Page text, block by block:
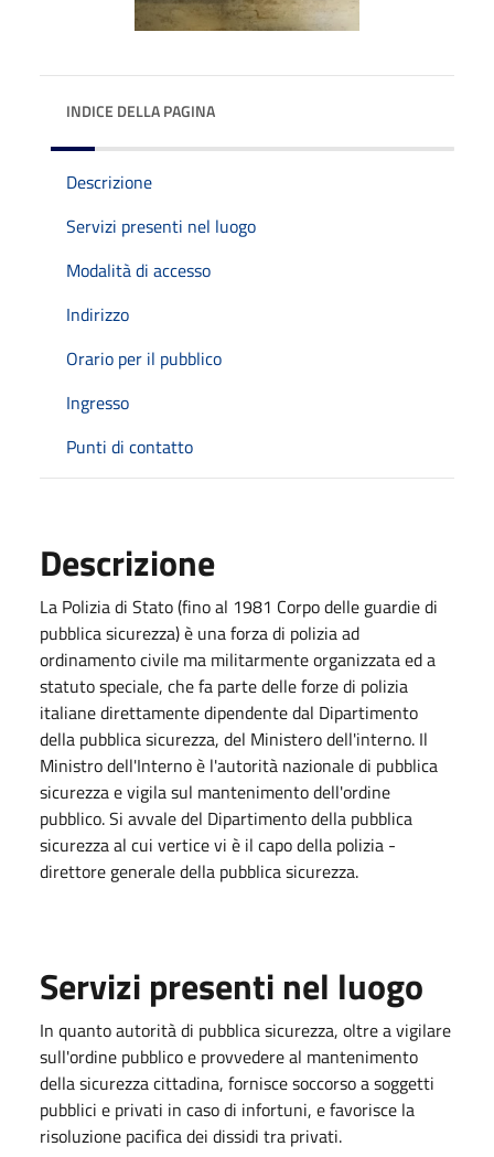
INDICE DELLA PAGINA
Descrizione
Servizi presenti nel luogo
Modalità di accesso
Indirizzo
Orario per il pubblico
Ingresso
Punti di contatto
Descrizione
La Polizia di Stato (fino al 1981 Corpo delle guardie di
pubblica sicurezza) è una forza di polizia ad
ordinamento civile ma militarmente organizzata ed a
statuto speciale, che fa parte delle forze di polizia
italiane direttamente dipendente dal Dipartimento
della pubblica sicurezza, del Ministero dell'interno. Il
Ministro dell'Interno è l'autorità nazionale di pubblica
sicurezza e vigila sul mantenimento dell'ordine
pubblico. Si avvale del Dipartimento della pubblica
sicurezza al cui vertice vi è il capo della polizia -
direttore generale della pubblica sicurezza.
Servizi presenti nel luogo
In quanto autorità di pubblica sicurezza, oltre a vigilare
sull'ordine pubblico e provvedere al mantenimento
della sicurezza cittadina, fornisce soccorso a soggetti
pubblici e privati in caso di infortuni, e favorisce la
risoluzione pacifica dei dissidi tra privati.